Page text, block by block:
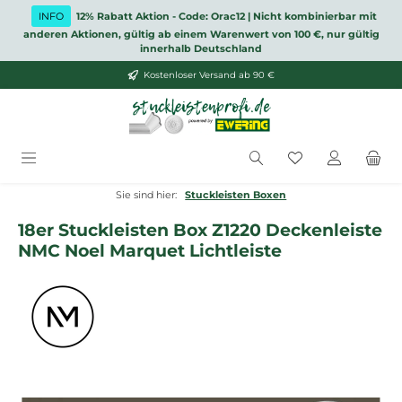
Zum Hauptinhalt springen
INFO
12% Rabatt Aktion - Code: Orac12 | Nicht kombinierbar mit
anderen Aktionen, gültig ab einem Warenwert von 100 €, nur gültig
innerhalb Deutschland
Kostenloser Versand ab 90 €
Du hast 0
Sie sind hier: Stuckleisten Boxen
18er Stuckleisten Box Z1220 Deckenleiste
NMC Noel Marquet Lichtleiste